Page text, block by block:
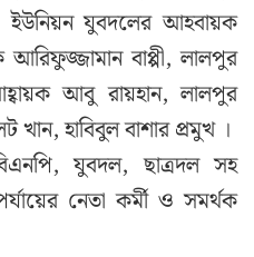
যুবদলের আহবায়ক
বাপ্পী, লালপুর
আবু রায়হান, লালপুর
হাবিবুল বাশার প্রমুখ ।
যুবদল, ছাত্রদল সহ
নেতা কর্মী ও সমর্থক